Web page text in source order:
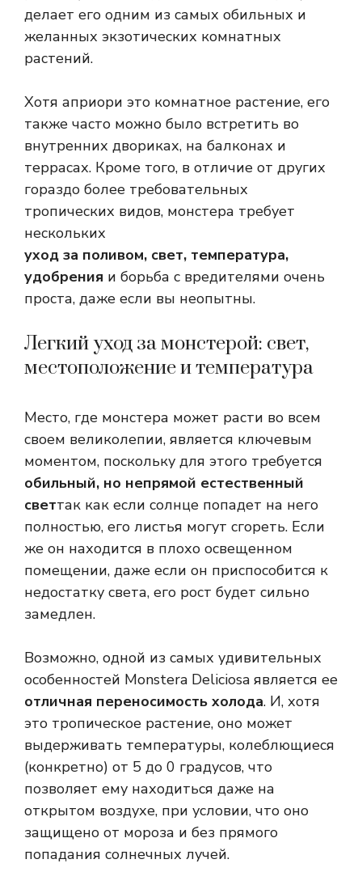
делает его одним из самых обильных и
желанных экзотических комнатных
растений.
Хотя априори это комнатное растение, его
также часто можно было встретить во
внутренних двориках, на балконах и
террасах. Кроме того, в отличие от других
гораздо более требовательных
тропических видов, монстера требует
нескольких
уход за поливом, свет, температура,
удобрения и борьба с вредителями очень
проста, даже если вы неопытны.
Легкий уход за монстерой: свет,
местоположение и температура
Место, где монстера может расти во всем
своем великолепии, является ключевым
моментом, поскольку для этого требуется
обильный, но непрямой естественный
светтак как если солнце попадет на него
полностью, его листья могут сгореть. Если
же он находится в плохо освещенном
помещении, даже если он приспособится к
недостатку света, его рост будет сильно
замедлен.
Возможно, одной из самых удивительных
особенностей Monstera Deliciosa является ее
отличная переносимость холода. И, хотя
это тропическое растение, оно может
выдерживать температуры, колеблющиеся
(конкретно) от 5 до 0 градусов, что
позволяет ему находиться даже на
открытом воздухе, при условии, что оно
защищено от мороза и без прямого
попадания солнечных лучей.